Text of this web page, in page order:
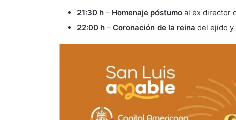
21:30 h – Homenaje póstumo al ex director
22:00 h – Coronación de la reina del ejido y